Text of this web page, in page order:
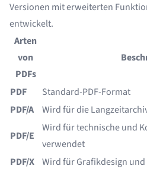
Versionen mit erweiterten
entwickelt.
Arten
von
PDFs
PDF
Standard-PDF-Format
PDF/A
Wird für die
PDF/E
Wird für technische und
verwendet
PDF/X Wird für Grafikdesign